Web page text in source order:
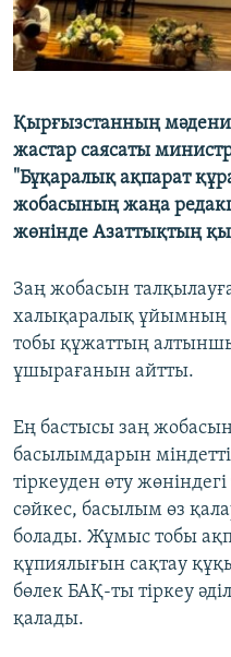
Қырғызстанның
жастар саясаты
"Бұқаралық ақпарат
жобасының жаңа
жөнінде Азаттықтың
Заң жобасын
халықаралық ұйымның
тобы құжаттың алтыншы
ұшырағанын айтты.
Ең бастысы заң
басылымдарын
тіркеуден өту
сәйкес, басылым өз
болады. Жұмыс тобы
құпиялығын сақтау
бөлек БАҚ-ты тіркеу
қалады.